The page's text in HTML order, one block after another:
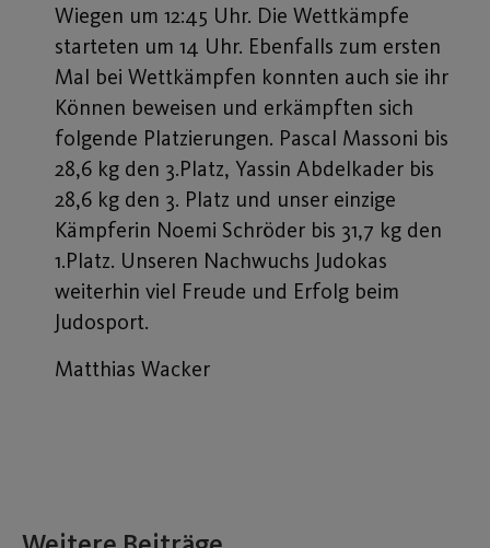
Wiegen um 12:45 Uhr. Die Wettkämpfe
starteten um 14 Uhr. Ebenfalls zum ersten
Mal bei Wettkämpfen konnten auch sie ihr
Können beweisen und erkämpften sich
folgende Platzierungen. Pascal Massoni bis
28,6 kg den 3.Platz, Yassin Abdelkader bis
28,6 kg den 3. Platz und unser einzige
Kämpferin Noemi Schröder bis 31,7 kg den
1.Platz. Unseren Nachwuchs Judokas
weiterhin viel Freude und Erfolg beim
Judosport.
Matthias Wacker